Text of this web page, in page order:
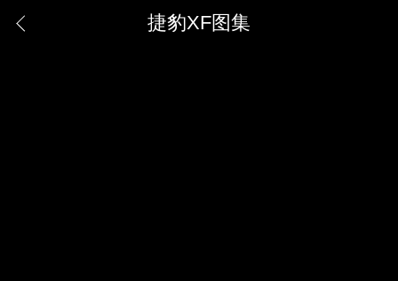
捷豹XF图集